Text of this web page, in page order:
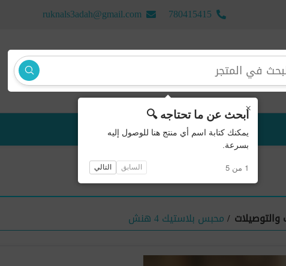
780415415
ruknals3adah@gmail.com
منتجات جديدة
والتوصيلات /محبس بلاستيك 4 هنش
×ابحث عن ما تحتاجه 🔍
يمكنك كتابة اسم أي منتج هنا للوصول إليه
بسرعة.
1 من 5 السابق التالي